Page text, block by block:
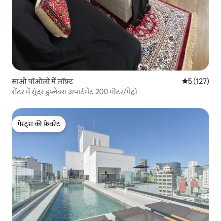
साओ पॉओलो में लॉफ़्ट औसत रेटिंग 5
5 (127)
सेंटर में सुंदर डुप्लेक्स अपार्टमेंट 200 मीटर/मेट्रो
गेस्ट्स की फ़ेवरेट
गेस्ट्स की फ़ेवरेट